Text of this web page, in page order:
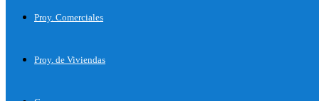
Proy. Comerciales
Proy. de Viviendas